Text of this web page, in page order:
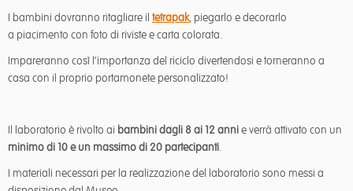
I bambini dovranno ritagliare il tetrapak, piegarlo e decorarlo
a piacimento con foto di riviste e carta colorata.
Impareranno così l’importanza del riciclo divertendosi e torneranno a
casa con il proprio portamonete personalizzato!
Il laboratorio è rivolto ai bambini dagli 8 ai 12 annie verrà attivato con un
minimo di 10 e un massimo di 20 partecipanti.
I materiali necessari per la realizzazione del laboratorio sono messi a